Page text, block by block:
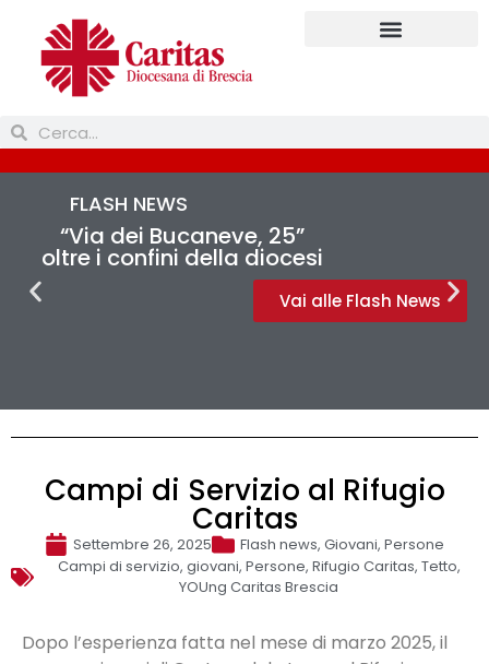
FLASH NEWS
“Via dei Bucaneve, 25”
oltre i confini della diocesi
Vai alle Flash News
Campi di Servizio al Rifugio
Caritas
Settembre 26, 2025 Flash news, Giovani, Persone
Campi di servizio, giovani, Persone, Rifugio Caritas, Tetto,
YOUng Caritas Brescia
Dopo l’esperienza fatta nel mese di marzo 2025, il